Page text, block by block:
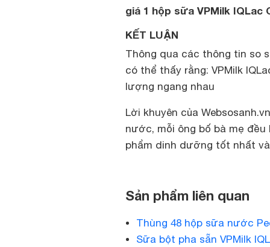
giá 1 hộp sữa VPMilk IQLac
KẾT LUẬN
Thông qua các thông tin so
có thể thấy rằng: VPMilk
lượng ngang nhau
Lời khuyên của
nước, mỗi ông bố bà mẹ
phẩm dinh dưỡng tốt nhất
Sản phẩm liên quan
Thùng 48 hộp sữa nước
Sữa bột pha sẵn VPMilk